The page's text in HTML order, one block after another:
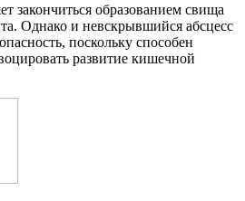
закончиться образованием свища
Однако и невскрывшийся абсцесс
поскольку способен
развитие кишечной